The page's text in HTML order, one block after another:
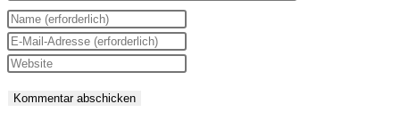
Gib
deinen
Namen
Gib
deine
Gib